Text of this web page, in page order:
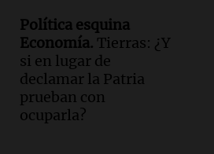
Política esquina
Economía. Tierras: ¿Y
si en lugar de
declamar la Patria
prueban con
ocuparla?